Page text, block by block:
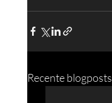
Recente blogposts